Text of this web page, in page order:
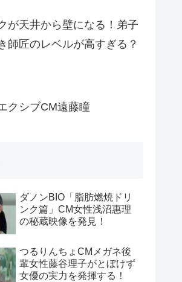
が天井から壁になる！弟子
師匠のレベルが高すぎる？
クシブCM遠藤瞳
ダノンBIO「脂肪燃焼ドリ
ンク篇」CM女性浅沼惠理
の秘蔵映像を発見！
つるりんちょCMメガネ後
輩女性藤谷理子がとぼけず
女優の実力を発揮する！